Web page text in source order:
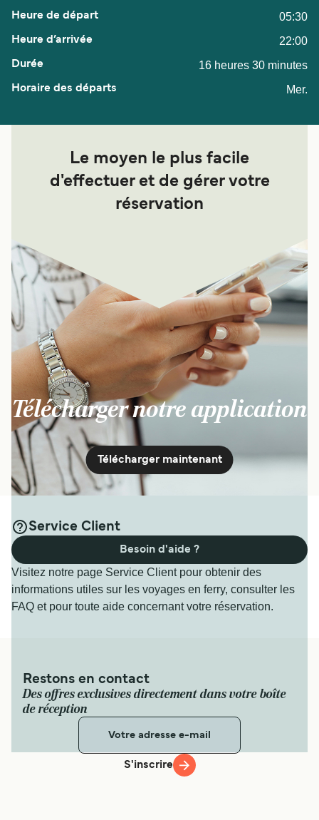
05:30
22:00
16 heures 30 minutes
Mer.
Le moyen le plus facile
d'effectuer et de gérer votre
réservation
Télécharger notre application
Télécharger maintenant
Service Client
Visitez notre page Service Client pour obtenir des
informations utiles sur les voyages en ferry, consulter les
FAQ et pour toute aide concernant votre réservation.
Besoin d'aide ?
Restons en contact
Des offres exclusives directement dans votre boîte
de réception
S'inscrire